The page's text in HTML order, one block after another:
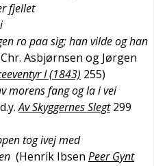
fjellet
ro paa sig; han vilde og han
Asbjørnsen og Jørgen
I (1843) 255)
morens fang og la i vei
Av Skyggernes Slegt 299
tog ivej med
(Henrik Ibsen Peer Gynt